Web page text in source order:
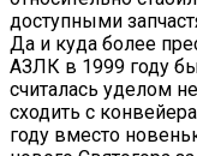
доступными
Да и куда более
АЗЛК в 1999 году
считалась уделом
сходить с
году вместо